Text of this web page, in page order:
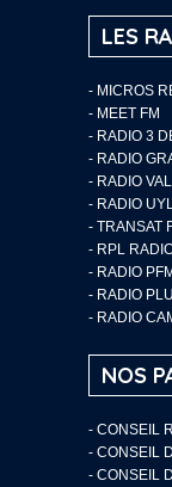
LES
- MICROS
- MEET FM
- RADIO 3
- RADIO
- RADIO
- RADIO
- TRANSAT
- RPL
- RADIO
- RADIO
- RADIO
NOS
- CONSEIL
- CONSEIL
- CONSEIL